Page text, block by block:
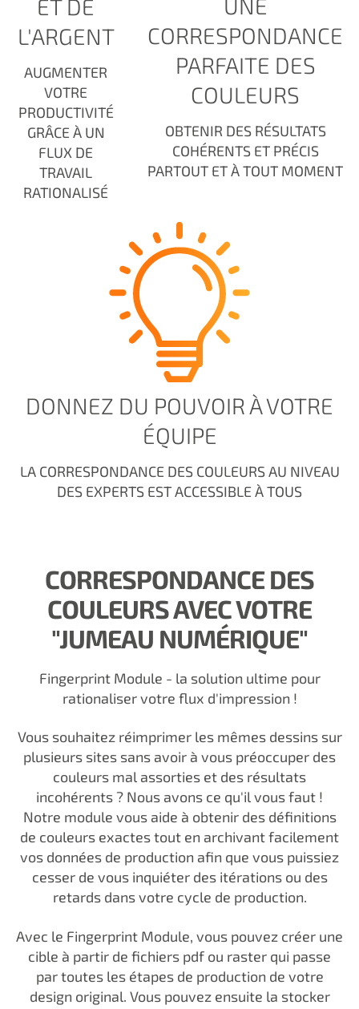
ET DE
L'ARGENT
AUGMENTER
VOTRE
PRODUCTIVITÉ
GRÂCE À UN
FLUX DE
TRAVAIL
RATIONALISÉ
UNE
CORRESPONDANCE
PARFAITE DES
COULEURS
OBTENIR DES RÉSULTATS
COHÉRENTS ET PRÉCIS
PARTOUT ET À TOUT MOMENT
DONNEZ DU POUVOIR À VOTRE
ÉQUIPE
LA CORRESPONDANCE DES COULEURS AU NIVEAU
DES EXPERTS EST ACCESSIBLE À TOUS
CORRESPONDANCE DES
COULEURS AVEC VOTRE
"JUMEAU NUMÉRIQUE"
Fingerprint Module - la solution ultime pour
rationaliser votre flux d'impression !
Vous souhaitez réimprimer les mêmes dessins sur
plusieurs sites sans avoir à vous préoccuper des
couleurs mal assorties et des résultats
incohérents ? Nous avons ce qu'il vous faut !
Notre module vous aide à obtenir des définitions
de couleurs exactes tout en archivant facilement
vos données de production afin que vous puissiez
cesser de vous inquiéter des itérations ou des
retards dans votre cycle de production.
Avec le Fingerprint Module, vous pouvez créer une
cible à partir de fichiers pdf ou raster qui passe
par toutes les étapes de production de votre
design original. Vous pouvez ensuite la stocker